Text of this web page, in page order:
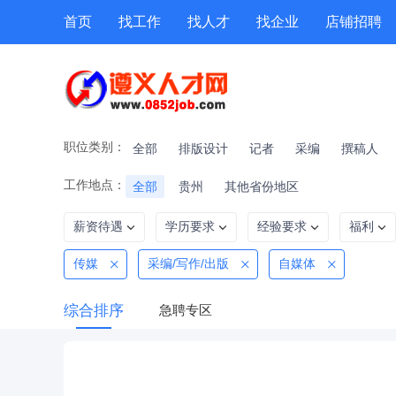
首页 找工作 找人才 找企业 店铺招聘
职位类别： 全部 排版设计 记者 采编 撰稿人
工作地点： 全部 贵州 其他省份地区
薪资待遇 学历要求 经验要求 福利
传媒 采编/写作/出版 自媒体
综合排序 急聘专区